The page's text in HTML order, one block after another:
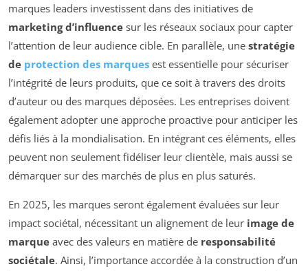
marques leaders investissent dans des initiatives de
marketing d’influence sur les réseaux sociaux pour capter
l’attention de leur audience cible. En parallèle, une stratégie
de protection des marques est essentielle pour sécuriser
l’intégrité de leurs produits, que ce soit à travers des droits
d’auteur ou des marques déposées. Les entreprises doivent
également adopter une approche proactive pour anticiper les
défis liés à la mondialisation. En intégrant ces éléments, elles
peuvent non seulement fidéliser leur clientèle, mais aussi se
démarquer sur des marchés de plus en plus saturés.
En 2025, les marques seront également évaluées sur leur
impact sociétal, nécessitant un alignement de leur image de
marque avec des valeurs en matière de responsabilité
sociétale. Ainsi, l’importance accordée à la construction d’un